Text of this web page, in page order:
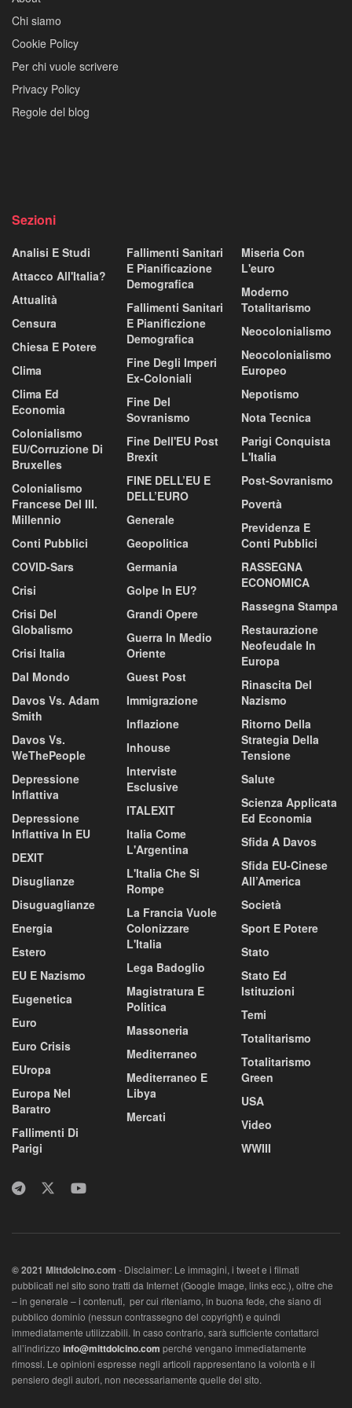
Chi siamo
Cookie Policy
Per chi vuole scrivere
Privacy Policy
Regole del blog
Sezioni
Analisi E Studi
Attacco All'Italia?
Attualità
Censura
Chiesa E Potere
Clima
Clima Ed
Economia
Colonialismo
EU/corruzione Di
Bruxelles
Colonialismo
Francese Del III.
Millennio
Conti Pubblici
COVID-Sars
Crisi
Crisi Del
Globalismo
Crisi Italia
Dal Mondo
Davos Vs. Adam
Smith
Davos Vs.
WeThePeople
Depressione
Inflattiva
Depressione
Inflattiva In EU
DEXIT
Disuglianze
Disuguaglianze
Energia
Estero
EU E Nazismo
Eugenetica
Euro
Euro Crisis
EUropa
Europa Nel
Baratro
Fallimenti Di
Parigi
Fallimenti Sanitari
E Pianificazione
Demografica
Fallimenti Sanitari
E Pianificzione
Demografica
Fine Degli Imperi
Ex-Coloniali
Fine Del
Sovranismo
Fine Dell'EU Post
Brexit
FINE DELL’EU E
DELL’EURO
Generale
Geopolitica
Germania
Golpe In EU?
Grandi Opere
Guerra In Medio
Oriente
Guest Post
Immigrazione
Inflazione
Inhouse
Interviste
Esclusive
ITALEXIT
Italia Come
L'Argentina
L'Italia Che Si
Rompe
La Francia Vuole
Colonizzare
L'Italia
Lega Badoglio
Magistratura E
Politica
Massoneria
Mediterraneo
Mediterraneo E
Libya
Mercati
Miseria Con
L'euro
Moderno
Totalitarismo
Neocolonialismo
Neocolonialismo
Europeo
Nepotismo
Nota Tecnica
Parigi Conquista
L'Italia
Post-Sovranismo
Povertà
Previdenza E
Conti Pubblici
RASSEGNA
ECONOMICA
Rassegna Stampa
Restaurazione
Neofeudale In
Europa
Rinascita Del
Nazismo
Ritorno Della
Strategia Della
Tensione
Salute
Scienza Applicata
Ed Economia
Sfida A Davos
Sfida EU-Cinese
All’America
Società
Sport E Potere
Stato
Stato Ed
Istituzioni
Temi
Totalitarismo
Totalitarismo
Green
USA
Video
WWIII
© 2021 MIttdolcino.com - Disclaimer: Le immagini, i tweet e i filmati
pubblicati nel sito sono tratti da Internet (Google Image, links ecc.), oltre che
– in generale – i contenuti, per cui riteniamo, in buona fede, che siano di
pubblico dominio (nessun contrassegno del copyright) e quindi
immediatamente utilizzabili. In caso contrario, sarà sufficiente contattarci
all’indirizzo info@mittdolcino.com perché vengano immediatamente
rimossi. Le opinioni espresse negli articoli rappresentano la volontà e il
pensiero degli autori, non necessariamente quelle del sito.